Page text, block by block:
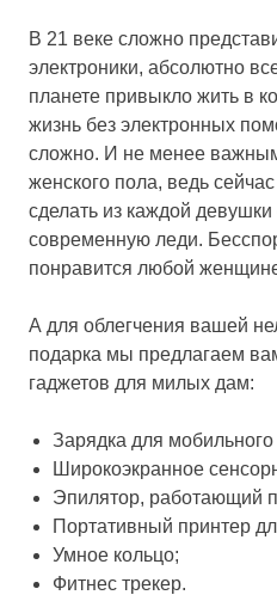
В 21 веке сложно
электроники, абсолютно
планете привыкло жить в
жизнь без электронных
сложно. И не менее
женского пола, ведь
сделать из каждой
современную леди.
понравится любой
А для облегчения вашей
подарка мы предлагаем
гаджетов для милых дам:
Зарядка для
Широкоэкранное
Эпилятор, работающий
Портативный принтер
Умное кольцо;
Фитнес трекер.